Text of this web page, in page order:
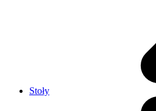
Stoły